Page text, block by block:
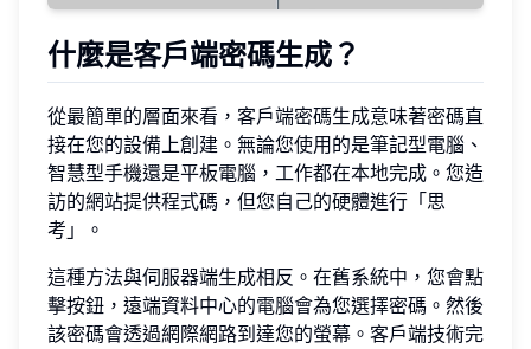
什麼是客戶端密碼生成？
從最簡單的層面來看，客戶端密碼生成意味著密碼直
接在您的設備上創建。無論您使用的是筆記型電腦、
智慧型手機還是平板電腦，工作都在本地完成。您造
訪的網站提供程式碼，但您自己的硬體進行「思
考」。
這種方法與伺服器端生成相反。在舊系統中，您會點
擊按鈕，遠端資料中心的電腦會為您選擇密碼。然後
該密碼會透過網際網路到達您的螢幕。客戶端技術完